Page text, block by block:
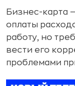
Бизнес-карта
оплаты
работу, но
вести его
проблемами